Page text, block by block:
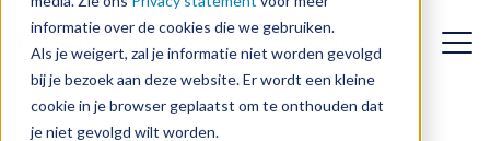
informatie over de cookies die we gebruiken.
Als je weigert, zal je informatie niet worden gevolgd
bij je bezoek aan deze website. Er wordt een kleine
cookie in je browser geplaatst om te onthouden dat
je niet gevolgd wilt worden.
Uitdagingen
Terug